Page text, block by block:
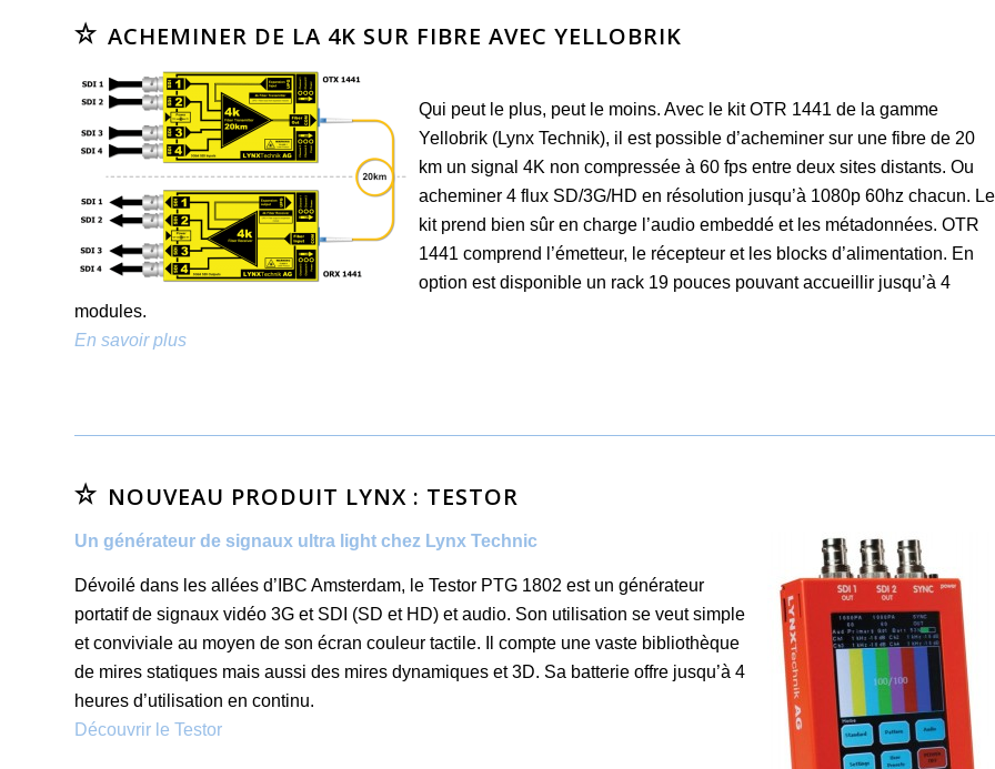
ACHEMINER DE LA 4K SUR FIBRE AVEC YELLOBRIK
Qui peut le plus, peut le moins. Avec le kit OTR 1441 de la gamme
Yellobrik (Lynx Technik), il est possible d’acheminer sur une fibre de 20
km un signal 4K non compressée à 60 fps entre deux sites distants. Ou
acheminer 4 flux SD/3G/HD en résolution jusqu’à 1080p 60hz chacun. Le
kit prend bien sûr en charge l’audio embeddé et les métadonnées. OTR
1441 comprend l’émetteur, le récepteur et les blocks d’alimentation. En
option est disponible un rack 19 pouces pouvant accueillir jusqu’à 4
modules.
En savoir plus
NOUVEAU PRODUIT LYNX : TESTOR
Un générateur de signaux ultra light chez Lynx Technic
Dévoilé dans les allées d’IBC Amsterdam, le Testor PTG 1802 est un générateur
portatif de signaux vidéo 3G et SDI (SD et HD) et audio. Son utilisation se veut simple
et conviviale au moyen de son écran couleur tactile. Il compte une vaste bibliothèque
de mires statiques mais aussi des mires dynamiques et 3D. Sa batterie offre jusqu’à 4
heures d’utilisation en continu.
Découvrir le Testor